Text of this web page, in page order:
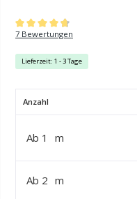
Durchschnittliche Bewertung
7 Bewertungen
Lieferzeit: 1 - 3 Tage
Anzahl
Ab 1 m
Ab 2 m